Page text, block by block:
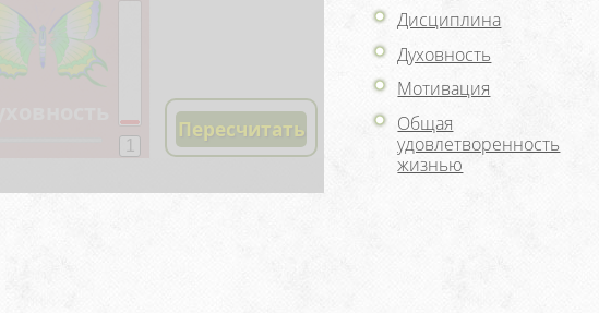
Дисциплина
Духовность
Мотивация
Общая
удовлетворенность
жизнью